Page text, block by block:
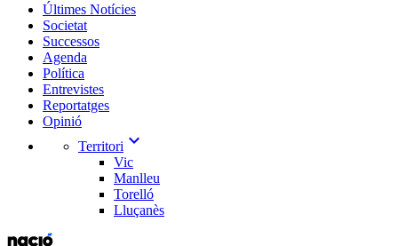
Últimes Notícies
Societat
Successos
Agenda
Política
Entrevistes
Reportatges
Opinió
Territori expand_more
Vic
Manlleu
Torelló
Lluçanès